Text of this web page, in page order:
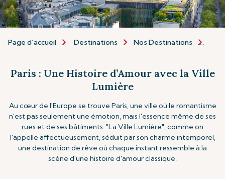
Page d’accueil Destinations Nos Destinations
Paris : Une Histoire d’Amour avec la Ville
Lumière
Au cœur de l'Europe se trouve Paris, une ville où le romantisme
n'est pas seulement une émotion, mais l'essence même de ses
rues et de ses bâtiments. "La Ville Lumière", comme on
l'appelle affectueusement, séduit par son charme intemporel,
une destination de rêve où chaque instant ressemble à la
scène d'une histoire d'amour classique.